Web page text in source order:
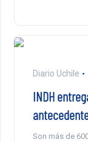
Diario Uchile
INDH
Son más de